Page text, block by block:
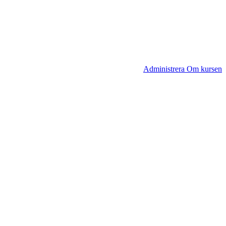
Administrera Om kursen